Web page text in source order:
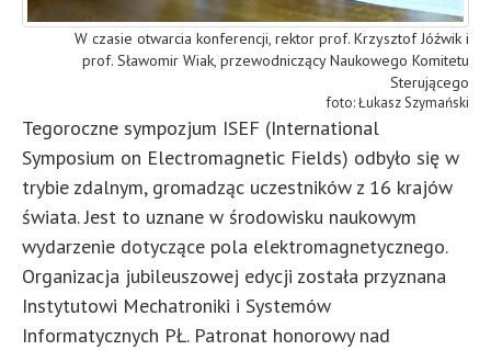
W czasie otwarcia konferencji, rektor prof. Krzysztof Jóźwik i
prof. Sławomir Wiak, przewodniczący Naukowego Komitetu
Sterującego
Łukasz Szymański
Tegoroczne sympozjum ISEF (International
Symposium on Electromagnetic Fields) odbyło się w
trybie zdalnym, gromadząc uczestników z 16 krajów
świata. Jest to uznane w środowisku naukowym
wydarzenie dotyczące pola elektromagnetycznego.
Organizacja jubileuszowej edycji została przyznana
Instytutowi Mechatroniki i Systemów
Informatycznych PŁ. Patronat honorowy nad